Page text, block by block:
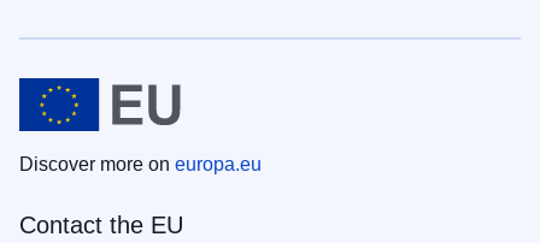
Discover more on europa.eu
Contact the EU